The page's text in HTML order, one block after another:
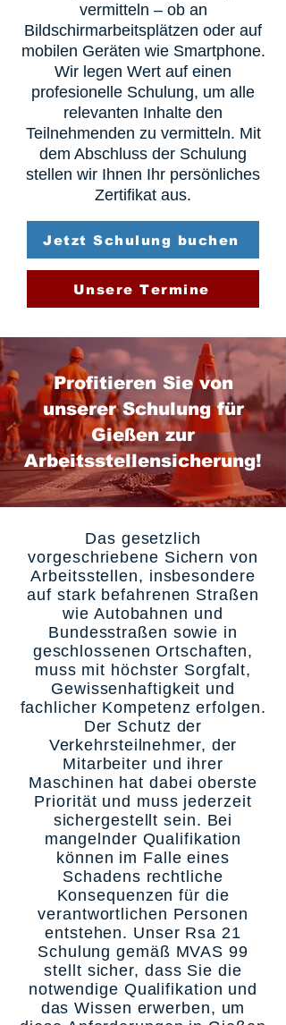
vermitteln – ob an
Bildschirmarbeitsplätzen oder auf
mobilen Geräten wie Smartphone.
Wir legen Wert auf einen
profesionelle Schulung, um alle
relevanten Inhalte den
Teilnehmenden zu vermitteln. Mit
dem Abschluss der Schulung
stellen wir Ihnen Ihr persönliches
Zertifikat aus.
Jetzt Schulung buchen
Unsere Termine
Profitieren Sie von
unserer Schulung für
Gießen zur
Arbeitsstellensicherung!
Das gesetzlich
vorgeschriebene Sichern von
Arbeitsstellen, insbesondere
auf stark befahrenen Straßen
wie Autobahnen und
Bundesstraßen sowie in
geschlossenen Ortschaften,
muss mit höchster Sorgfalt,
Gewissenhaftigkeit und
fachlicher Kompetenz erfolgen.
Der Schutz der
Verkehrsteilnehmer, der
Mitarbeiter und ihrer
Maschinen hat dabei oberste
Priorität und muss jederzeit
sichergestellt sein. Bei
mangelnder Qualifikation
können im Falle eines
Schadens rechtliche
Konsequenzen für die
verantwortlichen Personen
entstehen. Unser Rsa 21
Schulung gemäß MVAS 99
stellt sicher, dass Sie die
notwendige Qualifikation und
das Wissen erwerben, um